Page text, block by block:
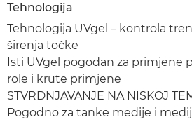
Tehnologija
Tehnologija UVgel – kontrola
širenja točke
Isti UVgel pogodan za primjene
role i krute primjene
STVRDNJAVANJE NA NISKOJ
Pogodno za tanke medije i